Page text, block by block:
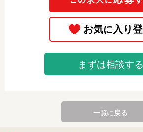
まずは相談する
一覧に戻る